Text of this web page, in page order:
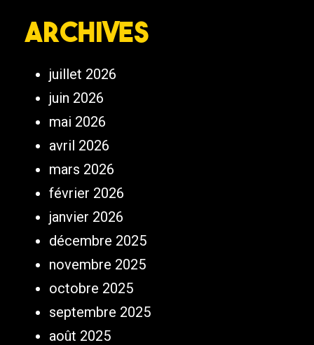
Archives
juillet 2026
juin 2026
mai 2026
avril 2026
mars 2026
février 2026
janvier 2026
décembre 2025
novembre 2025
octobre 2025
septembre 2025
août 2025